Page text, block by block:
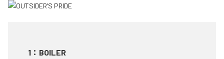
1 ： BOILER